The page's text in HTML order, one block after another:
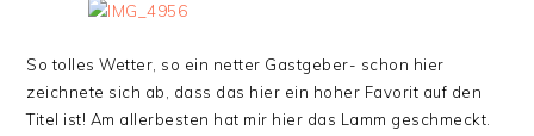
So tolles Wetter, so ein netter Gastgeber- schon hier
zeichnete sich ab, dass das hier ein hoher Favorit auf den
Titel ist! Am allerbesten hat mir hier das Lamm geschmeckt.